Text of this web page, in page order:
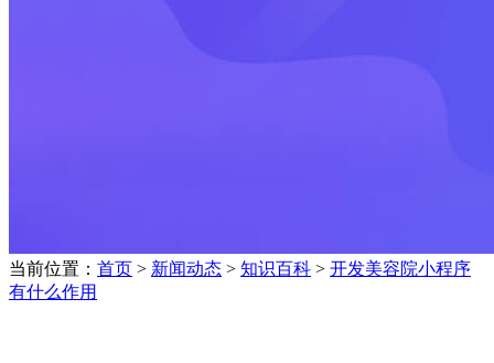
当前位置： 首页 > 新闻动态 > 知识百科 > 开发美容院小程序
有什么作用